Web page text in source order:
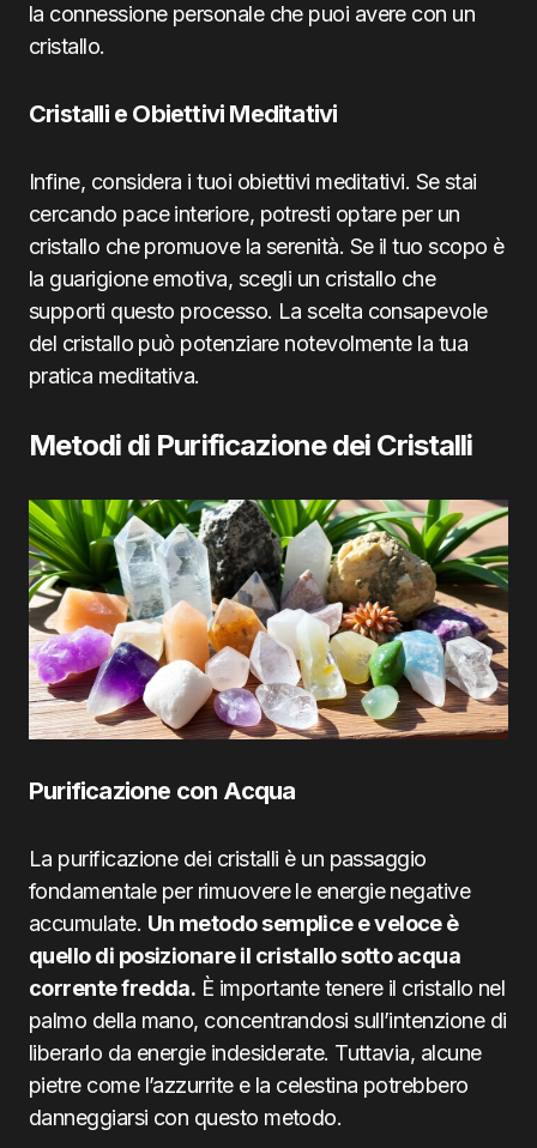
la connessione personale che puoi avere con un
cristallo.
Cristalli e Obiettivi Meditativi
Infine, considera i tuoi obiettivi meditativi. Se stai
cercando pace interiore, potresti optare per un
cristallo che promuove la serenità. Se il tuo scopo è
la guarigione emotiva, scegli un cristallo che
supporti questo processo. La scelta consapevole
del cristallo può potenziare notevolmente la tua
pratica meditativa.
Metodi di Purificazione dei Cristalli
Purificazione con Acqua
La purificazione dei cristalli è un passaggio
fondamentale per rimuovere le energie negative
accumulate. Un metodo semplice e veloce è
quello di posizionare il cristallo sotto acqua
corrente fredda. È importante tenere il cristallo nel
palmo della mano, concentrandosi sull’intenzione di
liberarlo da energie indesiderate. Tuttavia, alcune
pietre come l’azzurrite e la celestina potrebbero
danneggiarsi con questo metodo.